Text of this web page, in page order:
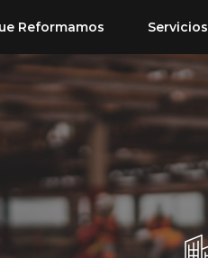
Reformamos Servicios